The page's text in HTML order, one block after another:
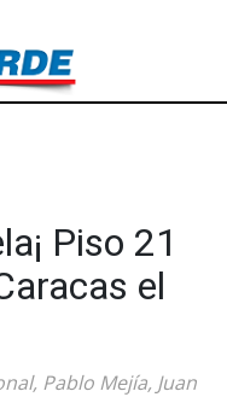
Piso 21
el
Pablo Mejía, Juan